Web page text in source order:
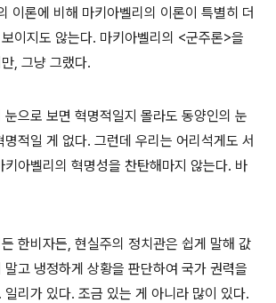
이론에 비해 마키아벨리의 이론이 특별히 더
이지도 않는다. 마키아벨리의 <군주론>을
, 그냥 그랬다.
으로 보면 혁명적일지 몰라도 동양인의 눈
적일 게 없다. 그런데 우리는 어리석게도 서
키아벨리의 혁명성을 찬탄해마지 않는다. 바
한비자든, 현실주의 정치관은 쉽게 말해 값
고 냉정하게 상황을 판단하여 국가 권력을
리가 있다. 조금 있는 게 아니라 많이 있다.